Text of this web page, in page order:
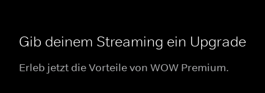
Gib deinem Streaming ein Upgrade
Erleb jetzt die Vorteile von WOW Premium.